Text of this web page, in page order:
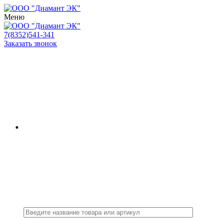
Меню
7(8352)541-341
Заказать звонок